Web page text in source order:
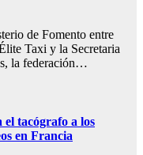
de Fomento entre
Taxi y la Secretaria
la federación…
tacógrafo a los
en Francia